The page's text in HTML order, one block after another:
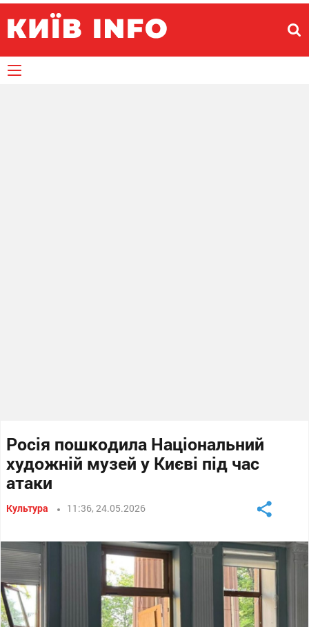
Росія пошкодила Національний
художній музей у Києві під час
атаки
Культура 11:36, 24.05.2026